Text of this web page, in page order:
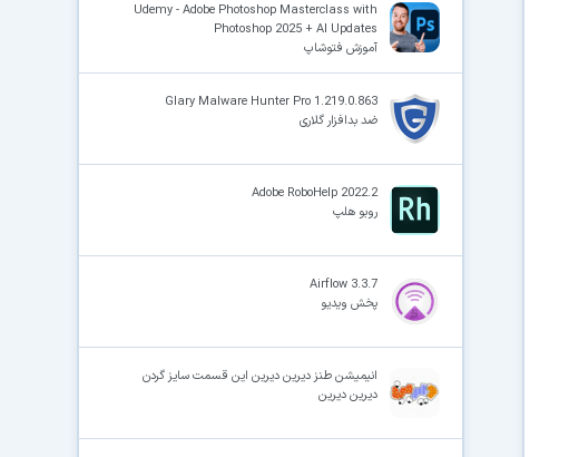
Udemy - Adobe Photoshop Masterclass with
Photoshop 2025 + AI Updates
آموزش فتوشاپ
Glary Malware Hunter Pro 1.219.0.863
ضد بدافزار گلاری
Adobe RoboHelp 2022.2
روبو هلپ
Airflow 3.3.7
پخش ویدیو
انیمیشن طنز دیرین دیرین این قسمت سایز گردن
دیرین دیرین